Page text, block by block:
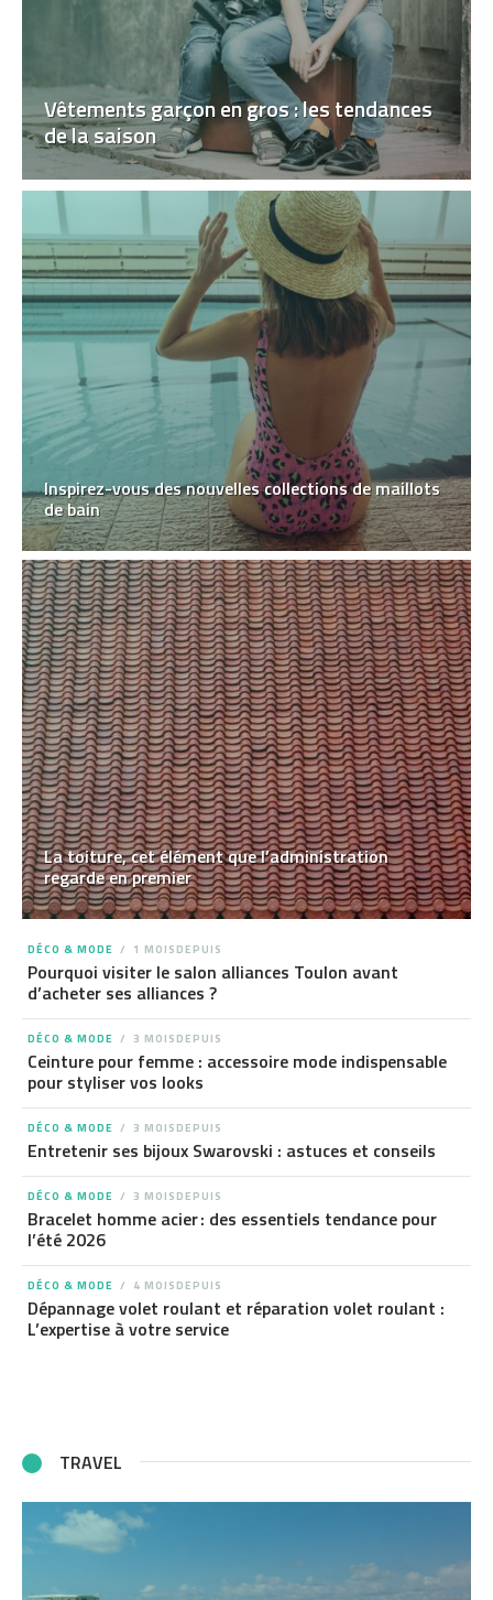
Vêtements garçon en gros : les tendances
de la saison
Inspirez-vous des nouvelles collections de maillots
de bain
La toiture, cet élément que l’administration
regarde en premier
DÉCO & MODE 1 MOISDEPUIS
Pourquoi visiter le salon alliances Toulon avant
d’acheter ses alliances ?
DÉCO & MODE 3 MOISDEPUIS
Ceinture pour femme : accessoire mode indispensable
pour styliser vos looks
DÉCO & MODE 3 MOISDEPUIS
Entretenir ses bijoux Swarovski : astuces et conseils
DÉCO & MODE 3 MOISDEPUIS
Bracelet homme acier : des essentiels tendance pour
l’été 2026
DÉCO & MODE 4 MOISDEPUIS
Dépannage volet roulant et réparation volet roulant :
L’expertise à votre service
TRAVEL